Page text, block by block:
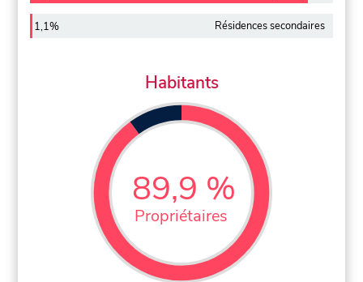
1,1% Résidences secondaires
Habitants
89,9 %
Propriétaires